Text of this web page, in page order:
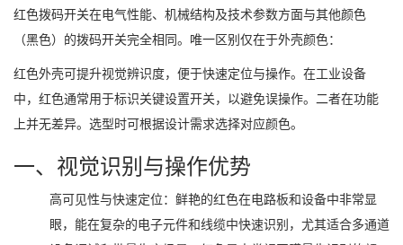
红色拨码开关在电气性能、机械结构及技术参数方面与其他颜色
（黑色）的拨码开关完全相同。唯一区别仅在于外壳颜色：
红色外壳可提升视觉辨识度，便于快速定位与操作。在工业设备
中，红色通常用于标识关键设置开关，以避免误操作。二者在功能
上并无差异。选型时可根据设计需求选择对应颜色。
一、视觉识别与操作优势
高可见性与快速定位：鲜艳的红色在电路板和设备中非常显
眼，能在复杂的电子元件和线缆中快速识别，尤其适合多通道